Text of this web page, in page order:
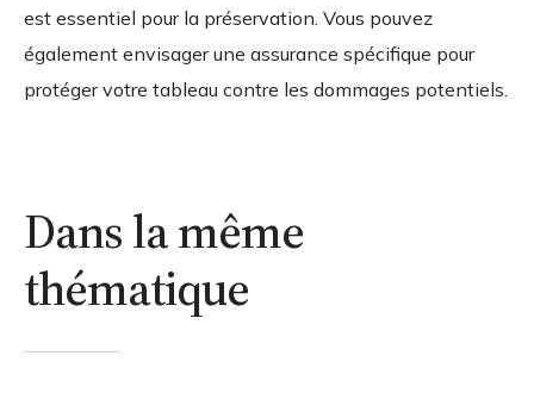
est essentiel pour la préservation. Vous pouvez
également envisager une assurance spécifique pour
protéger votre tableau contre les dommages potentiels.
Dans la même
thématique